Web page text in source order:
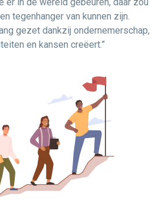
tegenhanger van kunnen zijn.
gezet dankzij ondernemerschap,
en kansen creëert.”